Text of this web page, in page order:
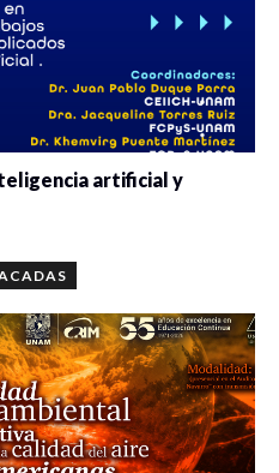
artificial y